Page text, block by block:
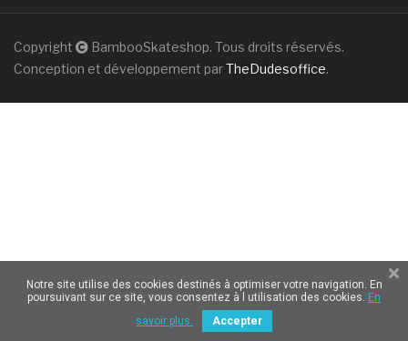
Copyright
BambooSkateshop. Tous droits réservés.
Conception et développement parTheDudesoffice.
Notre site utilise des cookies destinés à optimiser votre navigation. En
poursuivant sur ce site, vous consentez à l utilisation des cookies. En
savoir plus.
Accepter